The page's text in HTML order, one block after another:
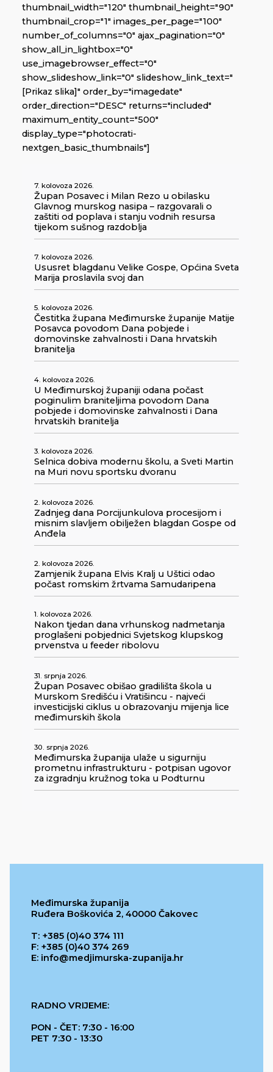
thumbnail_width="120" thumbnail_height="90"
thumbnail_crop="1" images_per_page="100"
number_of_columns="0" ajax_pagination="0"
show_all_in_lightbox="0"
use_imagebrowser_effect="0"
show_slideshow_link="0" slideshow_link_text="
[Prikaz slika]" order_by="imagedate"
order_direction="DESC" returns="included"
maximum_entity_count="500"
display_type="photocrati-
nextgen_basic_thumbnails"]
7. kolovoza 2026.
Župan Posavec i Milan Rezo u obilasku
Glavnog murskog nasipa – razgovarali o
zaštiti od poplava i stanju vodnih resursa
tijekom sušnog razdoblja
7. kolovoza 2026.
Ususret blagdanu Velike Gospe, Općina Sveta
Marija proslavila svoj dan
5. kolovoza 2026.
Čestitka župana Međimurske županije Matije
Posavca povodom Dana pobjede i
domovinske zahvalnosti i Dana hrvatskih
branitelja
4. kolovoza 2026.
U Međimurskoj županiji odana počast
poginulim braniteljima povodom Dana
pobjede i domovinske zahvalnosti i Dana
hrvatskih branitelja
3. kolovoza 2026.
Selnica dobiva modernu školu, a Sveti Martin
na Muri novu sportsku dvoranu
2. kolovoza 2026.
Zadnjeg dana Porcijunkulova procesijom i
misnim slavljem obilježen blagdan Gospe od
Anđela
2. kolovoza 2026.
Zamjenik župana Elvis Kralj u Uštici odao
počast romskim žrtvama Samudaripena
1. kolovoza 2026.
Nakon tjedan dana vrhunskog nadmetanja
proglašeni pobjednici Svjetskog klupskog
prvenstva u feeder ribolovu
31. srpnja 2026.
Župan Posavec obišao gradilišta škola u
Murskom Središću i Vratišincu - najveći
investicijski ciklus u obrazovanju mijenja lice
međimurskih škola
30. srpnja 2026.
Međimurska županija ulaže u sigurniju
prometnu infrastrukturu - potpisan ugovor
za izgradnju kružnog toka u Podturnu
Međimurska županija
Ruđera Boškovića 2, 40000 Čakovec
T: +385 (0)40 374 111
F: +385 (0)40 374 269
E: info@medjimurska-zupanija.hr
RADNO VRIJEME:
PON - ČET: 7:30 - 16:00
PET 7:30 - 13:30